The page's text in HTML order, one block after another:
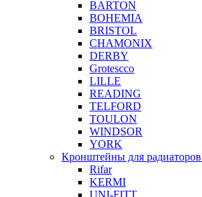
BARTON
BOHEMIA
BRISTOL
CHAMONIX
DERBY
Grotescco
LILLE
READING
TELFORD
TOULON
WINDSOR
YORK
Кронштейны для радиаторов
Rifar
KERMI
UNI-FITT